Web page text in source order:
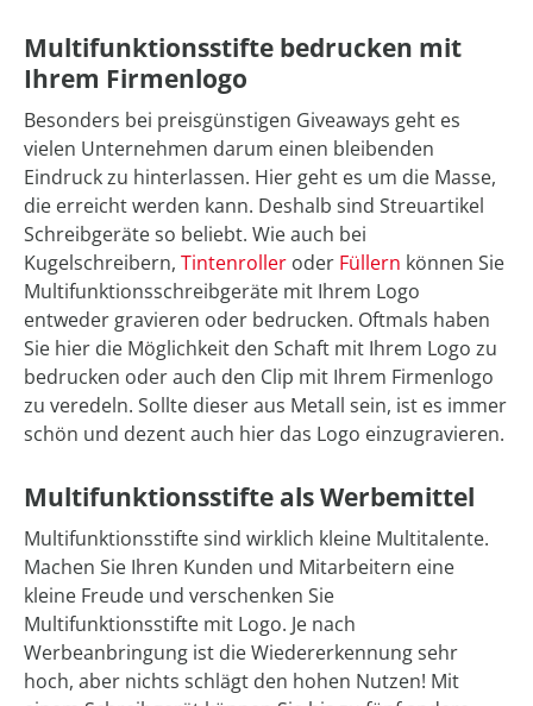
Multifunktionsstifte bedrucken mit
Ihrem Firmenlogo
Besonders bei preisgünstigen Giveaways geht es
vielen Unternehmen darum einen bleibenden
Eindruck zu hinterlassen. Hier geht es um die Masse,
die erreicht werden kann. Deshalb sind Streuartikel
Schreibgeräte so beliebt. Wie auch bei
Kugelschreibern, Tintenroller oder Füllern können Sie
Multifunktionsschreibgeräte mit Ihrem Logo
entweder gravieren oder bedrucken. Oftmals haben
Sie hier die Möglichkeit den Schaft mit Ihrem Logo zu
bedrucken oder auch den Clip mit Ihrem Firmenlogo
zu veredeln. Sollte dieser aus Metall sein, ist es immer
schön und dezent auch hier das Logo einzugravieren.
Multifunktionsstifte als Werbemittel
Multifunktionsstifte sind wirklich kleine Multitalente.
Machen Sie Ihren Kunden und Mitarbeitern eine
kleine Freude und verschenken Sie
Multifunktionsstifte mit Logo. Je nach
Werbeanbringung ist die Wiedererkennung sehr
hoch, aber nichts schlägt den hohen Nutzen! Mit